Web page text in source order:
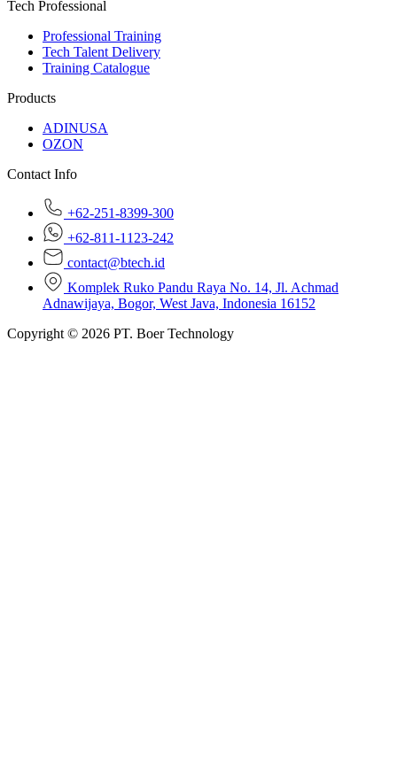
Tech Professional
Professional Training
Tech Talent Delivery
Training Catalogue
Products
ADINUSA
OZON
Contact Info
+62-251-8399-300
+62-811-1123-242
contact@btech.id
Komplek Ruko Pandu Raya No. 14, Jl. Achmad
Adnawijaya, Bogor, West Java, Indonesia 16152
Copyright © 2026 PT. Boer Technology